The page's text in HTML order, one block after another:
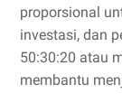
proporsional
investasi, dan
50:30:20 atau
membantu